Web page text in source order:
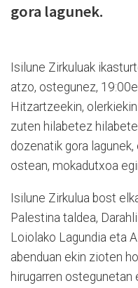
gora lagunek.
Isilune Zirkuluak
atzo, ostegunez,
Hitzartzeekin,
zuten hilabetez
dozenatik gora
ostean, mokadutxoa
Isilune Zirkulua bost
Palestina taldea,
Loiolako Lagundia eta
abenduan ekin zioten
hirugarren ostegunetan